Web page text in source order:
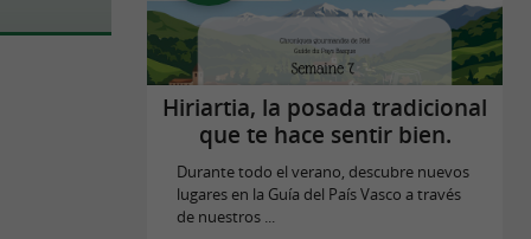
Hiriartia, la posada tradicional
que te hace sentir bien.
Durante todo el verano, descubre nuevos
lugares en la Guía del País Vasco a través
de nuestros ...